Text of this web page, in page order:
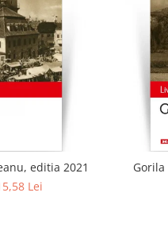
editia 2021
Lei